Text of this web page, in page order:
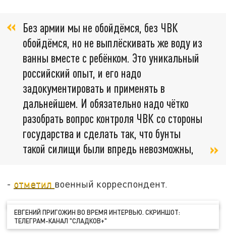
Без армии мы не обойдёмся, без ЧВК
обойдёмся, но не выплёскивать же воду из
ванны вместе с ребёнком. Это уникальный
российский опыт, и его надо
задокументировать и применять в
дальнейшем. И обязательно надо чётко
разобрать вопрос контроля ЧВК со стороны
государства и сделать так, что бунты
такой силищи были впредь невозможны,
- отметил военный корреспондент.
ЕВГЕНИЙ ПРИГОЖИН ВО ВРЕМЯ ИНТЕРВЬЮ. СКРИНШОТ:
ТЕЛЕГРАМ-КАНАЛ "СЛАДКОВ+"